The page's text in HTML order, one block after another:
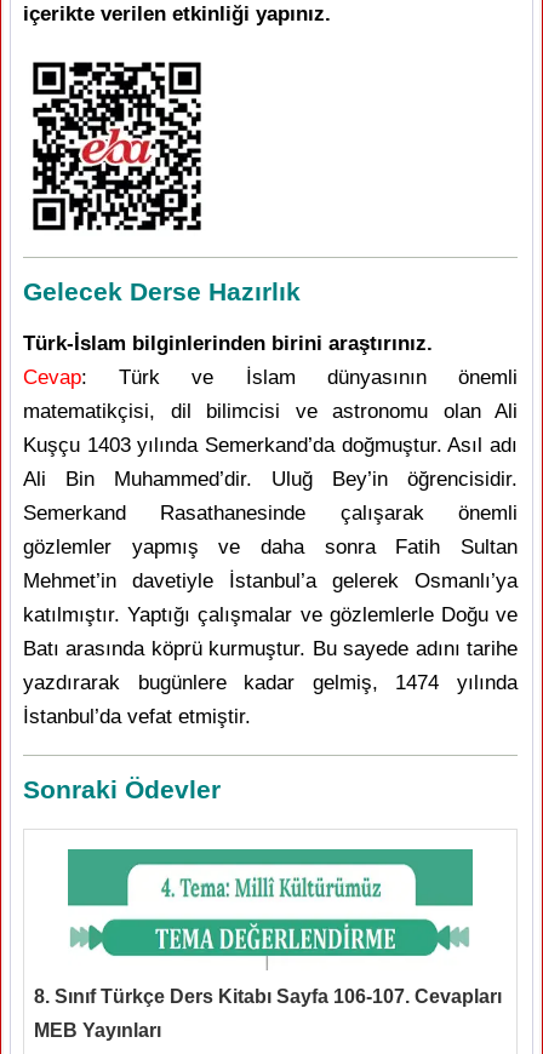
içerikte verilen etkinliği yapınız.
Gelecek Derse Hazırlık
Türk-İslam bilginlerinden birini araştırınız.
Cevap: Türk ve İslam dünyasının önemli
matematikçisi, dil bilimcisi ve astronomu olan Ali
Kuşçu 1403 yılında Semerkand’da doğmuştur. Asıl adı
Ali Bin Muhammed’dir. Uluğ Bey’in öğrencisidir.
Semerkand Rasathanesinde çalışarak önemli
gözlemler yapmış ve daha sonra Fatih Sultan
Mehmet’in davetiyle İstanbul’a gelerek Osmanlı’ya
katılmıştır. Yaptığı çalışmalar ve gözlemlerle Doğu ve
Batı arasında köprü kurmuştur. Bu sayede adını tarihe
yazdırarak bugünlere kadar gelmiş, 1474 yılında
İstanbul’da vefat etmiştir.
Sonraki Ödevler
8. Sınıf Türkçe Ders Kitabı Sayfa 106-107. Cevapları
MEB Yayınları